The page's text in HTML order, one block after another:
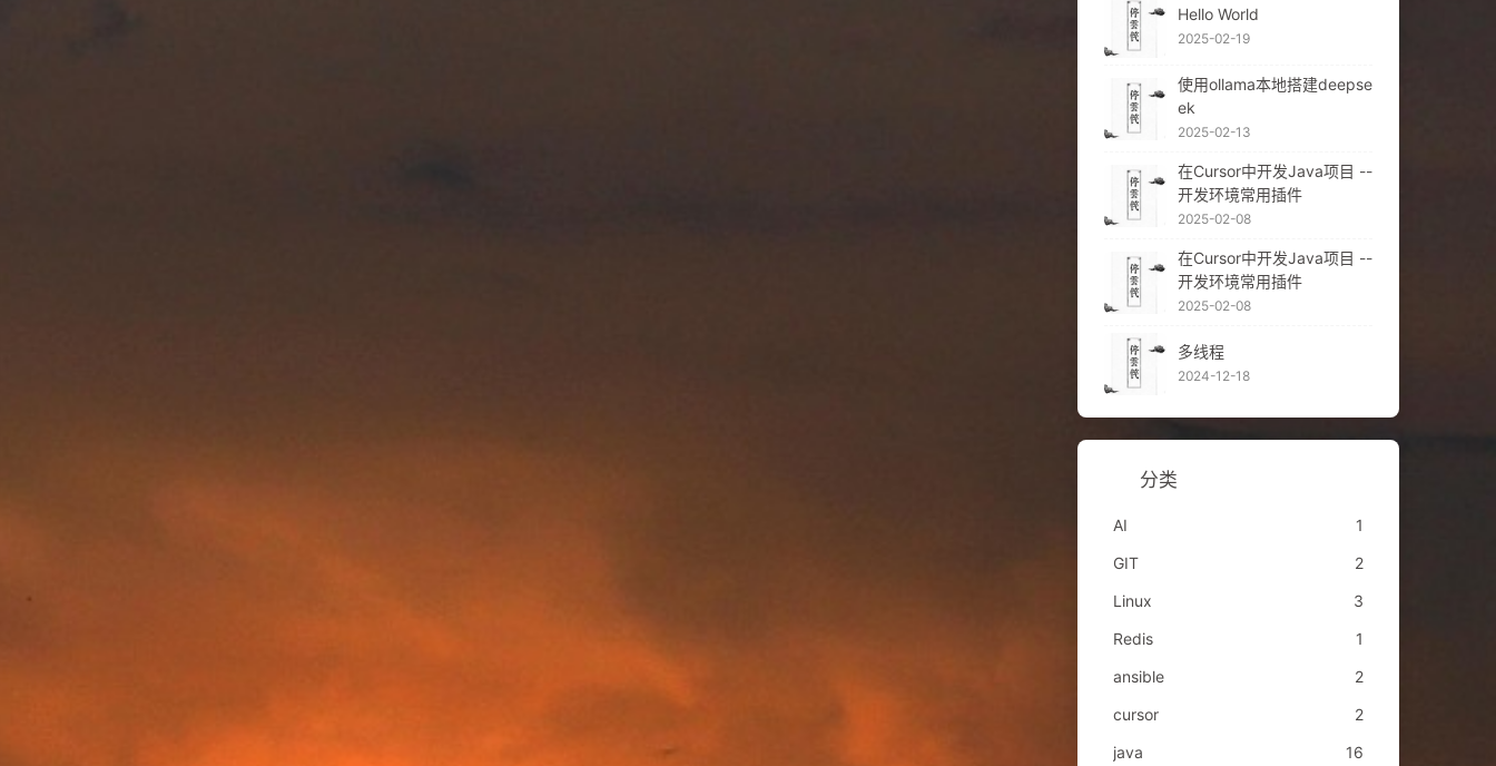
Hello World
2025-02-19
使用ollama本地搭建deepse
ek
2025-02-13
在Cursor中开发Java项目 --
开发环境常用插件
2025-02-08
在Cursor中开发Java项目 --
开发环境常用插件
2025-02-08
多线程
2024-12-18
分类
AI
1
GIT
2
Linux
3
Redis
1
ansible
2
cursor
2
java
16